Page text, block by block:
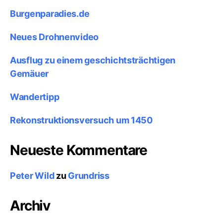
Burgenparadies.de
Neues Drohnenvideo
Ausflug zu einem geschichtsträchtigen
Gemäuer
Wandertipp
Rekonstruktionsversuch um 1450
Neueste Kommentare
Peter Wildzu Grundriss
Archiv